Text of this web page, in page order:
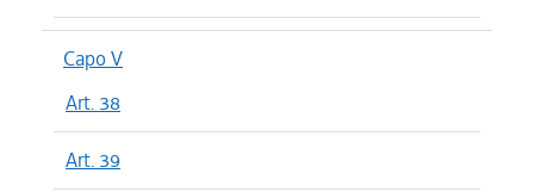
Capo V
Art. 38
Art. 39